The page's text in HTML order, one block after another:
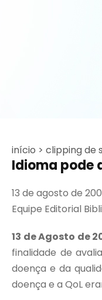
início > clipping de
Idioma pode
13 de agosto de
Equipe Editorial
13 de Agosto de
finalidade de
doença e da
doença e a QoL